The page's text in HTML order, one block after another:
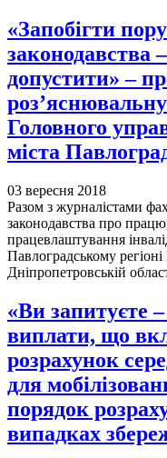
«Запобігти
законодавства
допустити» –
Головного
міста
03 вересня 2018
Разом з журналістами
законодавства про
працевлаштування
Павлоградському
Дніпропетровській
«Ви запитуєте
виплати, що
розрахунок
для
порядок
випадках